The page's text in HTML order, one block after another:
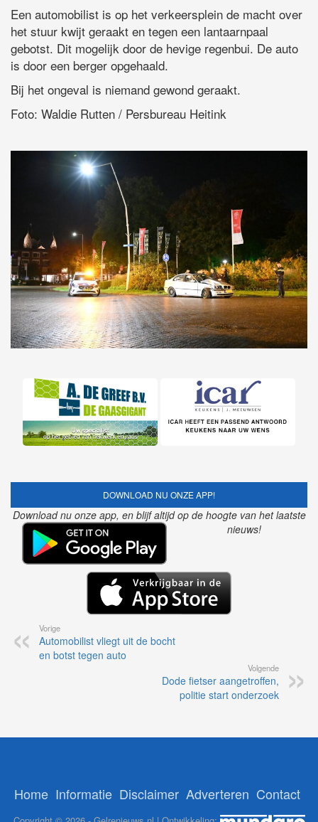
Een automobilist is op het verkeersplein de macht over
het stuur kwijt geraakt en tegen een lantaarnpaal
gebotst. Dit mogelijk door de hevige regenbui. De auto
is door een berger opgehaald.
Bij het ongeval is niemand gewond geraakt.
Foto: Waldie Rutten / Persbureau Heitink
DOWNLOAD NU ONZE APP!
Download nu onze app, en blijf altijd op de hoogte van het laatste
nieuws!
Vorige
Automobilist vliegt uit de bocht
en botst tegen auto
Volgende
Dode fietser aangetroffen,
politie start onderzoek
Home Informatie Disclaimer Adverteren Contact